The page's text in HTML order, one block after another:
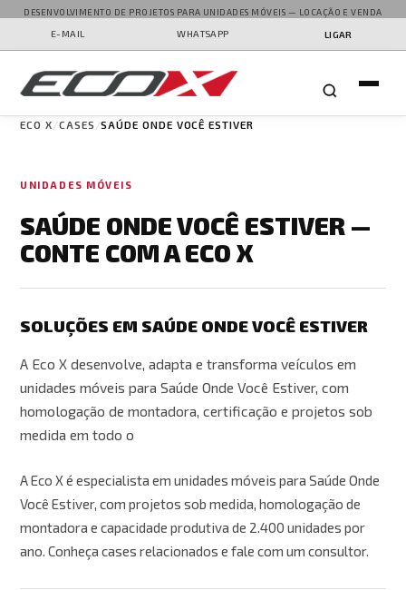
DESENVOLVIMENTO DE PROJETOS PARA UNIDADES MÓVEIS — LOCAÇÃO E VENDA
E-MAIL
WHATSAPP LIGAR
ECO X CASES SAÚDE ONDE VOCÊ ESTIVER
UNIDADES MÓVEIS
SAÚDE ONDE VOCÊ ESTIVER —
CONTE COM A ECO X
SOLUÇÕES EM SAÚDE ONDE VOCÊ ESTIVER
A Eco X desenvolve, adapta e transforma veículos em
unidades móveis para Saúde Onde Você Estiver, com
homologação de montadora, certificação e projetos sob
medida em todo o
A Eco X é especialista em unidades móveis para Saúde Onde
Você Estiver, com projetos sob medida, homologação de
montadora e capacidade produtiva de 2.400 unidades por
ano. Conheça cases relacionados e fale com um consultor.